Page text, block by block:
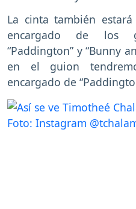
La cinta también
encargado de los
“Paddington” y “Bunny
en el guion
encargado de